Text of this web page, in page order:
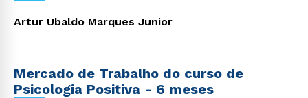
Artur Ubaldo Marques Junior
Mercado de Trabalho do curso de
Psicologia Positiva - 6 meses